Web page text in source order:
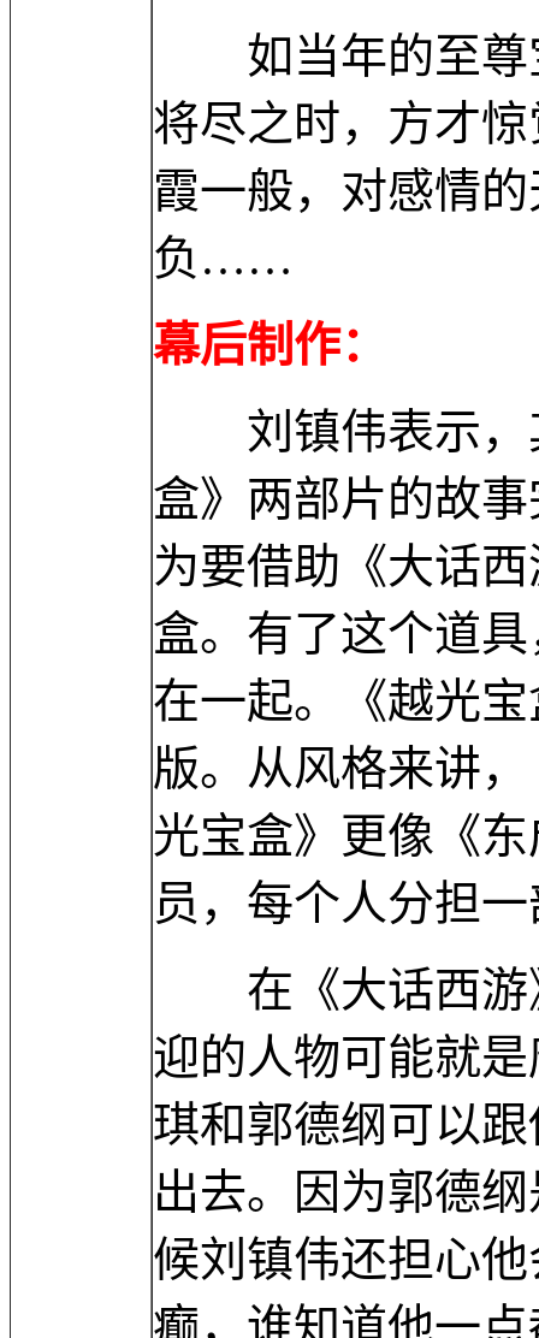
如当年的至尊
将尽之时，方才
霞一般，对感情
负……
幕后制作：
刘镇伟表示，
盒》两部片的故
为要借助《大话
盒。有了这个道
在一起。《越光
版。从风格来讲
光宝盒》更像《
员，每个人分担
在《大话西游
迎的人物可能就
琪和郭德纲可以
出去。因为郭德
候刘镇伟还担心
癫，谁知道他一